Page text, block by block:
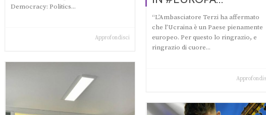
“L’Ambasciatore Terzi ha affermato
che l’Ucraina è un Paese pienamente
europeo. Per questo lo ringrazio, e
ringrazio di cuore...
Democracy: Politics...
Approfondisci